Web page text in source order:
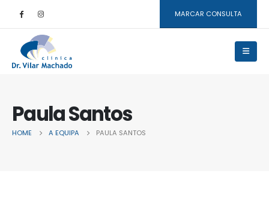
MARCAR CONSULTA
Paula Santos
HOME A EQUIPA PAULA SANTOS